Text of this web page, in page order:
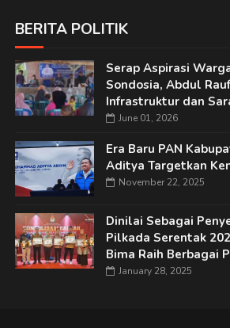
BERITA POLITIK
Serap Aspirasi
Sondosia, Abdul
Infrastruktur dan
June 01, 2026
Era Baru PAN
Aditya Targetkan
November 22, 2025
Dinilai Sebagai
Pilkada Serentak
Bima Raih Berbagai
January 28, 2025